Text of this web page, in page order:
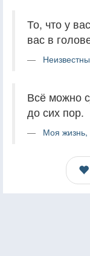
То, что у
вас в
Всё можно
до сих пор.
Моя